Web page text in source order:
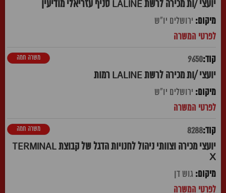
יועצי /ות מכירה לרשת LALINE סניף עזריאלי מודיעין
ירושלים יו"ש
9650
יועצי /ות מכירה לרשת LALINE רמות
משרה חמה
ירושלים יו"ש
8288
יועצי מכירה וצוותי ניהול לחנויות הדגל של קבוצת TERMINAL
X
משרה חמה
גוש דן